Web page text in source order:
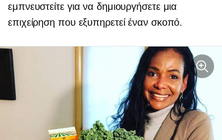
εμπνευστείτε για να δημιουργήσετε μια
επιχείρηση που εξυπηρετεί έναν σκοπό.